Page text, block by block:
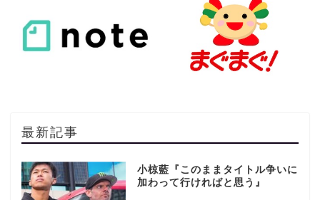
最新記事
小椋藍『このままタイトル争いに
加わって行ければと思う』